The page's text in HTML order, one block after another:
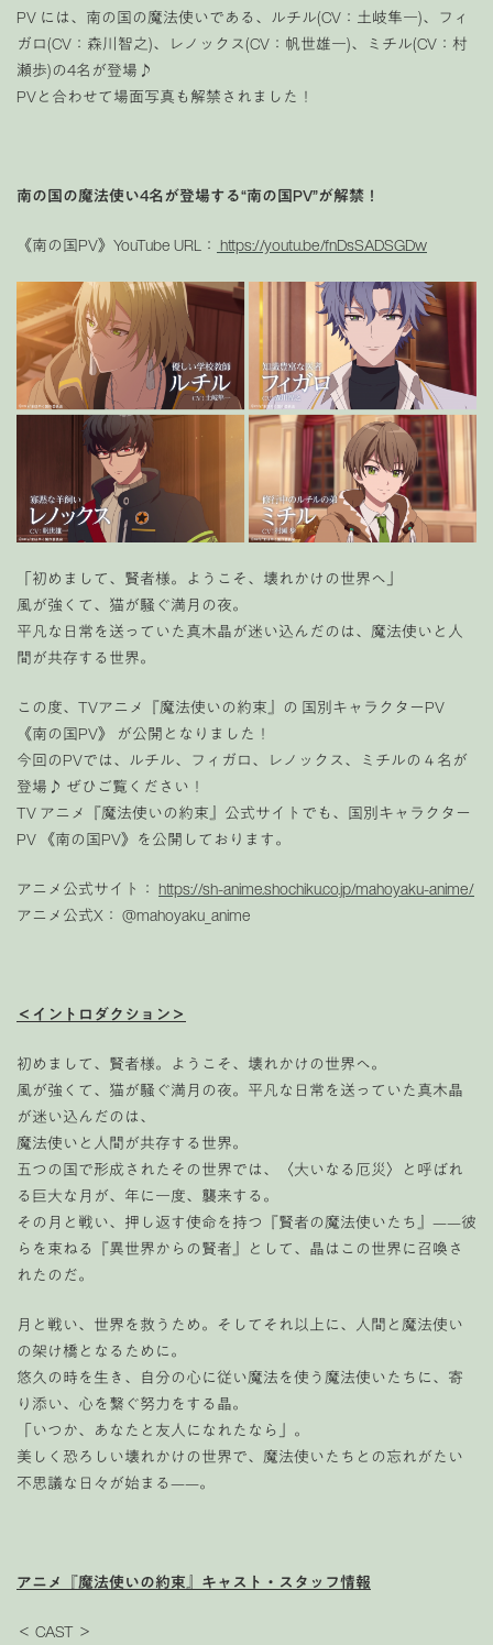
PV には、南の国の魔法使いである、ルチル(CV：土岐隼一)、フィ
ガロ(CV：森川智之)、レノックス(CV：帆世雄一)、ミチル(CV：村
瀬歩)の4名が登場♪
PVと合わせて場面写真も解禁されました！
南の国の魔法使い4名が登場する“南の国PV”が解禁！
《南の国PV》YouTube URL： https://youtu.be/fnDsSADSGDw
「初めまして、賢者様。ようこそ、壊れかけの世界へ」
風が強くて、猫が騒ぐ満月の夜。
平凡な日常を送っていた真木晶が迷い込んだのは、魔法使いと人
間が共存する世界。
この度、TVアニメ『魔法使いの約束』の 国別キャラクターPV
《南の国PV》 が公開となりました！
今回のPVでは、ルチル、フィガロ、レノックス、ミチルの４名が
登場♪ ぜひご覧ください！
TV アニメ『魔法使いの約束』公式サイトでも、国別キャラクター
PV 《南の国PV》を公開しております。
アニメ公式サイト： https://sh-anime.shochiku.co.jp/mahoyaku-anime/
アニメ公式X： @mahoyaku_anime
＜イントロダクション＞
初めまして、賢者様。ようこそ、壊れかけの世界へ。
風が強くて、猫が騒ぐ満月の夜。平凡な日常を送っていた真木晶
が迷い込んだのは、
魔法使いと人間が共存する世界。
五つの国で形成されたその世界では、〈大いなる厄災〉と呼ばれ
る巨大な月が、年に一度、襲来する。
その月と戦い、押し返す使命を持つ『賢者の魔法使いたち』——彼
らを束ねる『異世界からの賢者』として、晶はこの世界に召喚さ
れたのだ。
月と戦い、世界を救うため。そしてそれ以上に、人間と魔法使い
の架け橋となるために。
悠久の時を生き、自分の心に従い魔法を使う魔法使いたちに、寄
り添い、心を繋ぐ努力をする晶。
「いつか、あなたと友人になれたなら」。
美しく恐ろしい壊れかけの世界で、魔法使いたちとの忘れがたい
不思議な日々が始まる——。
アニメ『魔法使いの約束』キャスト・スタッフ情報
＜ CAST ＞